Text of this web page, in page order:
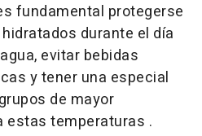
fundamental protegerse
durante el día
evitar bebidas
y tener una especial
de mayor
estas temperaturas .